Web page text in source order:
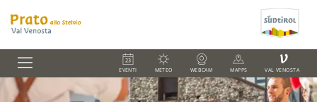
EVENTI METEO WEBCAM MAPPS
V
VAL VENOSTA